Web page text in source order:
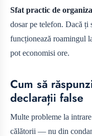
Sfat practic de
dosar pe telefon. Dacă ți
funcționează roamingul
pot economisi ore.
Cum să
declarații false
Multe probleme la
călătorii — nu din